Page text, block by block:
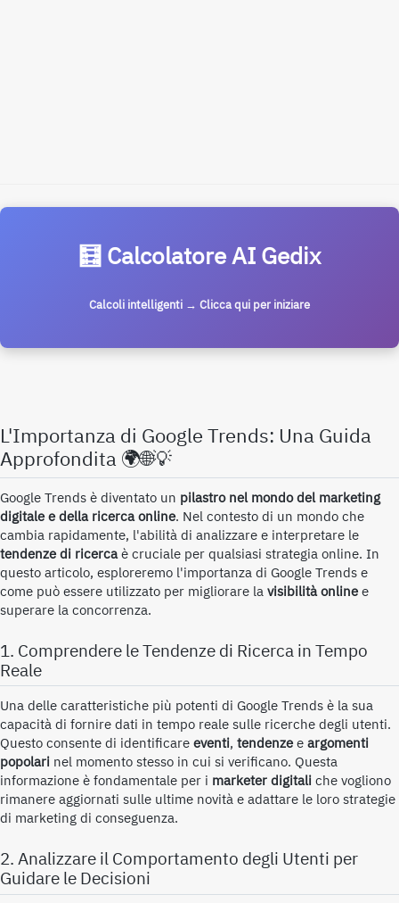
🧮 Calcolatore AI Gedix
Calcoli intelligenti → Clicca qui per iniziare
L'Importanza di Google Trends: Una Guida
Approfondita 🌍🌐💡
Google Trends è diventato un pilastro nel mondo del marketing
digitale e della ricerca online. Nel contesto di un mondo che
cambia rapidamente, l'abilità di analizzare e interpretare le
tendenze di ricercaè cruciale per qualsiasi strategia online. In
questo articolo, esploreremo l'importanza di Google Trends e
come può essere utilizzato per migliorare lavisibilità onlinee
superare la concorrenza.
1. Comprendere le Tendenze di Ricerca in Tempo
Reale
Una delle caratteristiche più potenti di Google Trends è la sua
capacità di fornire dati in tempo reale sulle ricerche degli utenti.
Questo consente di identificareeventi, tendenzeeargomenti
popolari nel momento stesso in cui si verificano. Questa
informazione è fondamentale per i marketer digitaliche vogliono
rimanere aggiornati sulle ultime novità e adattare le loro strategie
di marketing di conseguenza.
2. Analizzare il Comportamento degli Utenti per
Guidare le Decisioni